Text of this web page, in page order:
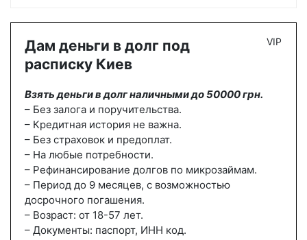
Дам деньги в долг под
расписку Киев
Взять деньги в долг наличными до 50000 грн.
– Без залога и поручительства.
– Кредитная история не важна.
– Без страховок и предоплат.
– На любые потребности.
– Рефинансирование долгов по микрозаймам.
– Период до 9 месяцев, с возможностью
досрочного погашения.
– Возраст: от 18-57 лет.
– Документы: паспорт, ИНН код.
VIP